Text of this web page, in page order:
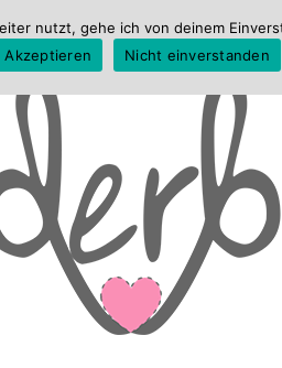
nutzt, gehe ich von deinem
Akzeptieren
Nicht einverstanden